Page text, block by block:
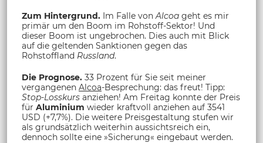
Zum Hintergrund. Im Falle vonAlcoa geht es mir
primär um den Boom im Rohstoff-Sektor! Und
dieser Boom ist ungebrochen. Dies auch mit Blick
auf die geltenden Sanktionen gegen das
Rohstoffland Russland.
Die Prognose. 33 Prozent für Sie seit meiner
vergangenen Alcoa-Besprechung: das freut! Tipp:
Stop-Losskurs anziehen! Am Freitag konnte der Preis
für Aluminium wieder kraftvoll anziehen auf 3541
USD (+7,7%). Die weitere Preisgestaltung stufen wir
als grundsätzlich weiterhin aussichtsreich ein,
dennoch sollte eine »Sicherung« eingebaut werden.